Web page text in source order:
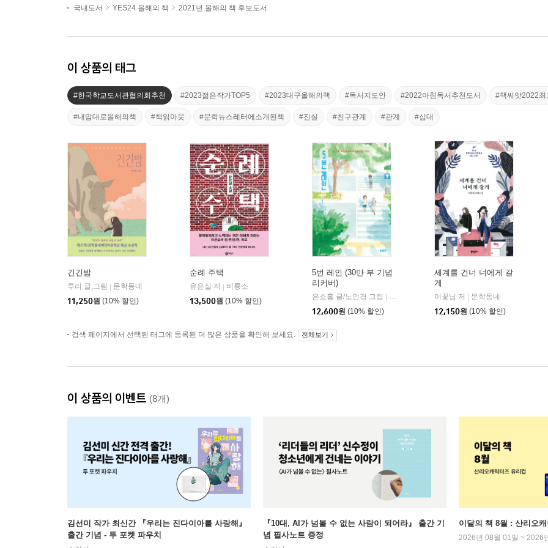
국내도서
YES24 올해의 책 2021년 올해의 책 후보도서
이 상품의 태그
#한국학교도서관협의회추천 #2023젊은작가TOP5 #2023대구올해의책 #독서지도안 #2022아침독서추천도서 #책씨앗2022최
#내맘대로올해의책 #책읽아웃 #문학뉴스레터에소개된책 #진실 #친구관계 #관계 #십대
긴긴밤
루리 글,그림
문학동네
11,250원 (10% 할인)
순례 주택
유은실 저
비룡소
13,500원 (10% 할인)
5번 레인 (30만 부 기념
리커버)
은소홀 글/노인경 그림
문학동네
12,600원 (10% 할인)
세계를 건너 너에게 갈
게
이꽃님 저
문학동네
12,150원 (10% 할인)
검색 페이지에서 선택된 태그에 등록된 더 많은 상품을 확인해 보세요. 전체보기
이 상품의 이벤트 (8개)
김선미 작가 최신간 『우리는 진다이아를 사랑해』
출간 기념 - 투 포켓 파우치
『10대, AI가 넘볼 수 없는 사람이 되어라』 출간 기
념 필사노트 증정
이달의 책 8월 : 산리오
2026년 08월 01일 ~ 2026